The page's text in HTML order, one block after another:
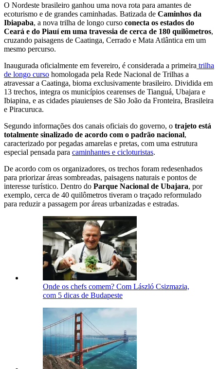
O Nordeste brasileiro ganhou uma nova rota para amantes de
ecoturismo e de grandes caminhadas. Batizada de Caminhos da
Ibiapaba, a nova trilha de longo curso conecta os estados do
Ceará e do Piauí em uma travessia de cerca de 180 quilômetros,
cruzando paisagens de Caatinga, Cerrado e Mata Atlântica em um
mesmo percurso.
Inaugurada oficialmente em fevereiro, é considerada a primeira trilha
de longo curso homologada pela Rede Nacional de Trilhas a
atravessar a Caatinga, bioma exclusivamente brasileiro. Dividida em
13 trechos, integra os municípios cearenses de Tianguá, Ubajara e
Ibiapina, e as cidades piauienses de São João da Fronteira, Brasileira
e Piracuruca.
Segundo informações dos canais oficiais do governo, o trajeto está
totalmente sinalizado de acordo com o padrão nacional,
caracterizado por pegadas amarelas e pretas, com uma estrutura
especial pensada para caminhantes e cicloturistas.
De acordo com os organizadores, os trechos foram redesenhados
para priorizar áreas sombreadas, paisagens naturais e pontos de
interesse turístico. Dentro do Parque Nacional de Ubajara, por
exemplo, cerca de 40 quilômetros tiveram o traçado reformulado
para reduzir a passagem por áreas urbanizadas e estradas.
Onde os chefs comem? Com László Csizmazia,
com 5 dicas de Budapeste